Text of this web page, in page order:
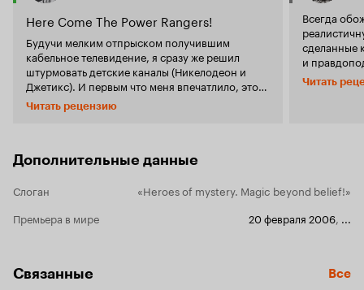
Here Come The Power Rangers!
Будучи мелким отпрыском получившим
кабельное телевидение, я сразу же решил
штурмовать детские каналы (Никелодеон и
Джетикс). И первым что меня впечатлило, это
Мистическая Власть Боевых Рейнджеров. Это
были не первые мои Рейнджеры. Первыми я
Но что вы хотели от малобюджетного детского
сериала? Эти рейнджеры вдохновляли меня,
радовали и заставляли бросать все дела, как
только я слышал заставку. Это самое главное в
Читать рецензию
Всегда
сделанные
и
одного
Читать
Дополнительные данные
Слоган
«Heroes of mystery. Magic beyond belief!»
Премьера в мире
20 февраля 2006
Связанные Все